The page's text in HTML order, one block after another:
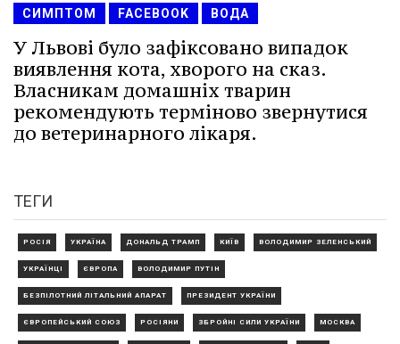
СИМПТОМ FACEBOOK ВОДА
У Львові було зафіксовано випадок
виявлення кота, хворого на сказ.
Власникам домашніх тварин
рекомендують терміново звернутися
до ветеринарного лікаря.
ТЕГИ
РОСІЯ УКРАЇНА ДОНАЛЬД ТРАМП КИЇВ ВОЛОДИМИР ЗЕЛЕНСЬКИЙ
УКРАЇНЦІ ЄВРОПА ВОЛОДИМИР ПУТІН
БЕЗПІЛОТНИЙ ЛІТАЛЬНИЙ АПАРАТ ПРЕЗИДЕНТ УКРАЇНИ
ЄВРОПЕЙСЬКИЙ СОЮЗ РОСІЯНИ ЗБРОЙНІ СИЛИ УКРАЇНИ МОСКВА